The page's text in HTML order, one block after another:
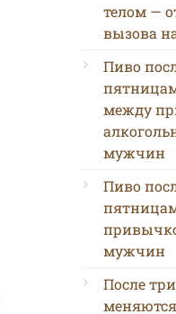
телом —
вызова
Пиво
между
мужчин
Пиво
мужчин
После